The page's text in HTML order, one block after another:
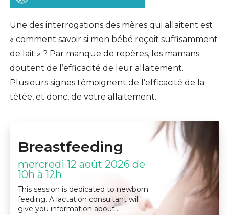
Une des interrogations des mères qui allaitent est
« comment savoir si mon bébé reçoit suffisamment
de lait » ? Par manque de repères, les mamans
doutent de l’efficacité de leur allaitement.
Plusieurs signes témoignent de l’efficacité de la
tétée, et donc, de votre allaitement.
Breastfeeding
mercredi 12 août 2026 de
10h à 12h
This session is dedicated to newborn
feeding. A lactation consultant will
give you information about…